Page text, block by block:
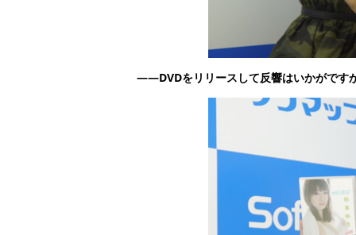
——DVDをリリースして反響はいかがです